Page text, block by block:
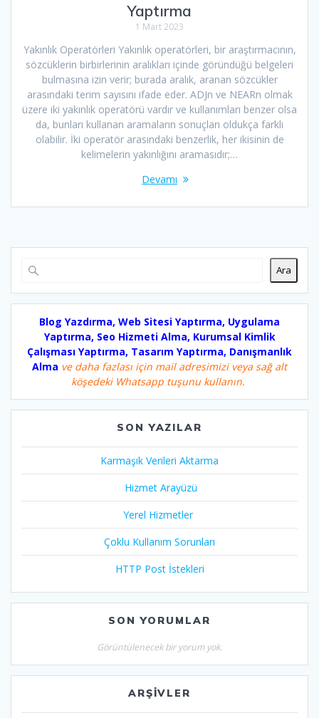
Yaptırma
1 Mart 2023
Yakınlık Operatörleri Yakınlık operatörleri, bir araştırmacının,
sözcüklerin birbirlerinin aralıkları içinde göründüğü belgeleri
bulmasına izin verir; burada aralık, aranan sözcükler
arasındaki terim sayısını ifade eder. ADJn ve NEARn olmak
üzere iki yakınlık operatörü vardır ve kullanımları benzer olsa
da, bunları kullanan aramaların sonuçları oldukça farklı
olabilir. İki operatör arasındaki benzerlik, her ikisinin de
kelimelerin yakınlığını aramasıdır;…
Devamı
Ara
Blog Yazdırma, Web Sitesi Yaptırma, Uygulama
Yaptırma, Seo Hizmeti Alma, Kurumsal Kimlik
Çalışması Yaptırma, Tasarım Yaptırma, Danışmanlık
Alma ve daha fazlası için mail adresimizi veya sağ alt
köşedeki Whatsapp tuşunu kullanın.
SON YAZILAR
Karmaşık Verileri Aktarma
Hizmet Arayüzü
Yerel Hizmetler
Çoklu Kullanım Sorunları
HTTP Post İstekleri
SON YORUMLAR
Görüntülenecek bir yorum yok.
ARŞIVLER